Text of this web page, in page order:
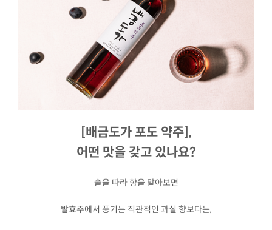
[배금도가 포도 약주],
어떤 맛을 갖고 있나요?
술을 따라 향을 맡아보면
발효주에서 풍기는 직관적인 과실 향보다는,